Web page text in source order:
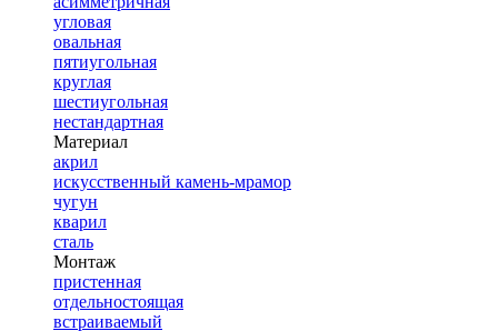
угловая
овальная
пятиугольная
круглая
шестиугольная
нестандартная
Материал
акрил
искусственный камень-мрамор
чугун
кварил
сталь
Монтаж
пристенная
отдельностоящая
встраиваемый